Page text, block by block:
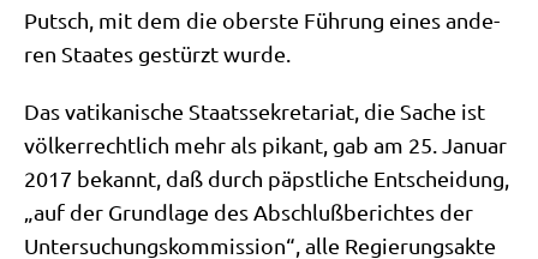
Putsch, mit dem die ober­ste Füh­rung eines ande­
ren Staa­tes gestürzt wurde.
Das vati­ka­ni­sche Staats­se­kre­ta­ri­at, die Sache ist
völ­ker­recht­lich mehr als pikant, gab am 25. Janu­ar
2017 bekannt, daß durch päpst­li­che Ent­schei­dung,
„auf der Grund­la­ge des Abschluß­be­rich­tes der
Unter­su­chungs­kom­mis­si­on“, alle Regie­rungs­ak­te